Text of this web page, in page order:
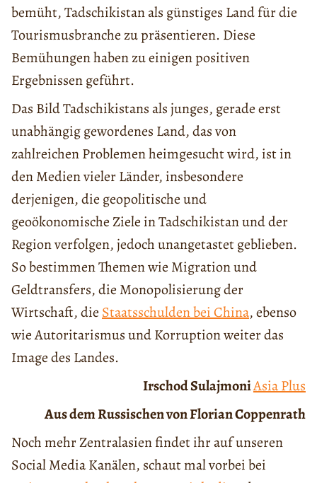
bemüht, Tadschikistan als günstiges Land für die
Tourismusbranche zu präsentieren. Diese
Bemühungen haben zu einigen positiven
Ergebnissen geführt.
Das Bild Tadschikistans als junges, gerade erst
unabhängig gewordenes Land, das von
zahlreichen Problemen heimgesucht wird, ist in
den Medien vieler Länder, insbesondere
derjenigen, die geopolitische und
geoökonomische Ziele in Tadschikistan und der
Region verfolgen, jedoch unangetastet geblieben.
So bestimmen Themen wie Migration und
Geldtransfers, die Monopolisierung der
Wirtschaft, die Staatsschulden bei China, ebenso
wie Autoritarismus und Korruption weiter das
Image des Landes.
Irschod SulajmoniAsia Plus
Aus dem Russischen von Florian Coppenrath
Noch mehr Zentralasien findet ihr auf unseren
Social Media Kanälen, schaut mal vorbei bei